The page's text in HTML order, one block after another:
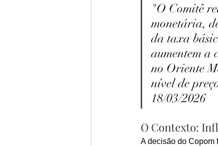
"O Comitê
monetária,
da taxa
aumentem a
no Oriente
nível de
18/03/2026
O Contexto:
A decisão do Copom